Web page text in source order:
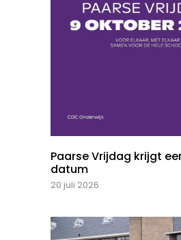
Paarse Vrijdag krijgt
datum
20 juli 2026